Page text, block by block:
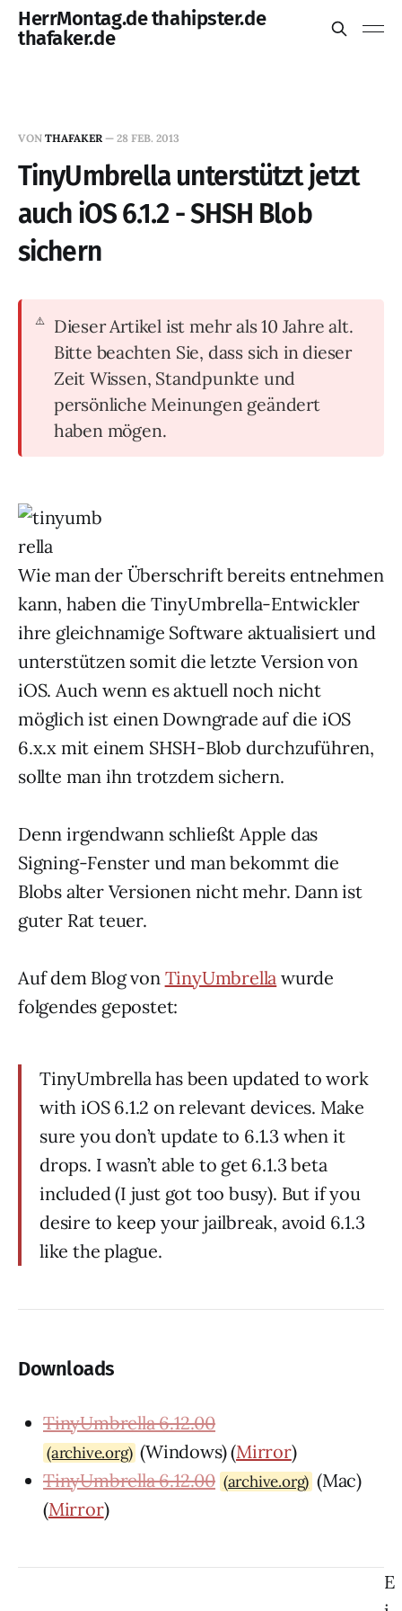
HerrMontag.de thahipster.de
thafaker.de
VON THAFAKER — 28 FEB. 2013
TinyUmbrella unterstützt jetzt
auch iOS 6.1.2 - SHSH Blob
sichern
Dieser Artikel ist mehr als 10 Jahre alt.
Bitte beachten Sie, dass sich in dieser
Zeit Wissen, Standpunkte und
persönliche Meinungen geändert
haben mögen.
Wie man der Überschrift bereits entnehmen
kann, haben die TinyUmbrella-Entwickler
ihre gleichnamige Software aktualisiert und
unterstützen somit die letzte Version von
iOS. Auch wenn es aktuell noch nicht
möglich ist einen Downgrade auf die iOS
6.x.x mit einem SHSH-Blob durchzuführen,
sollte man ihn trotzdem sichern.
Denn irgendwann schließt Apple das
Signing-Fenster und man bekommt die
Blobs alter Versionen nicht mehr. Dann ist
guter Rat teuer.
Auf dem Blog von TinyUmbrella wurde
folgendes gepostet:
TinyUmbrella has been updated to work
with iOS 6.1.2 on relevant devices. Make
sure you don’t update to 6.1.3 when it
drops. I wasn’t able to get 6.1.3 beta
included (I just got too busy). But if you
desire to keep your jailbreak, avoid 6.1.3
like the plague.
Downloads
TinyUmbrella 6.12.00
(archive.org) (Windows) (Mirror)
TinyUmbrella 6.12.00 (archive.org) (Mac)
(Mirror)
E